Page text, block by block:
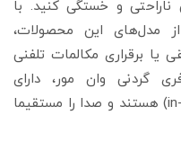
و خستگی کنید. با
مدل‌های این محصولات،
یا برقراری مکالمات تلفنی
گردنی وان مور، دارای
هدفون‌هایی با طراحی توگوشی (in-ear) هستند و صدا را مستقیما